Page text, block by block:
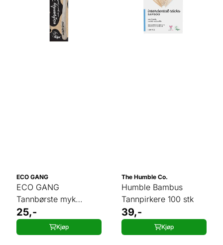
ECO GANG
ECO GANG
Tannbørste myk
SVART
25,-
Kjøp
The Humble Co.
Humble Bambus
Tannpirkere 100 stk
39,-
Kjøp